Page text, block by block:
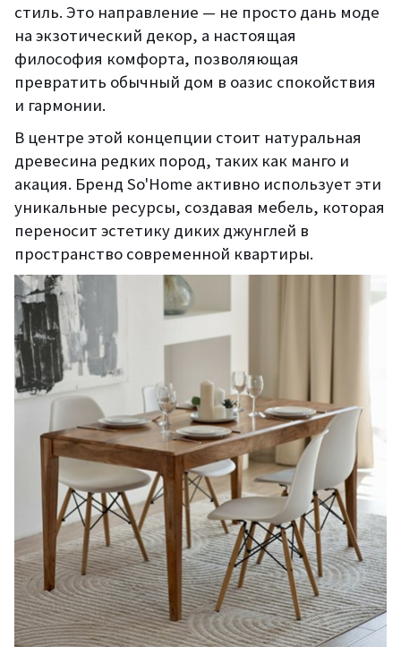
стиль. Это направление — не просто дань моде
на экзотический декор, а настоящая
философия комфорта, позволяющая
превратить обычный дом в оазис спокойствия
и гармонии.
В центре этой концепции стоит натуральная
древесина редких пород, таких как манго и
акация. Бренд So'Home активно использует эти
уникальные ресурсы, создавая мебель, которая
переносит эстетику диких джунглей в
пространство современной квартиры.